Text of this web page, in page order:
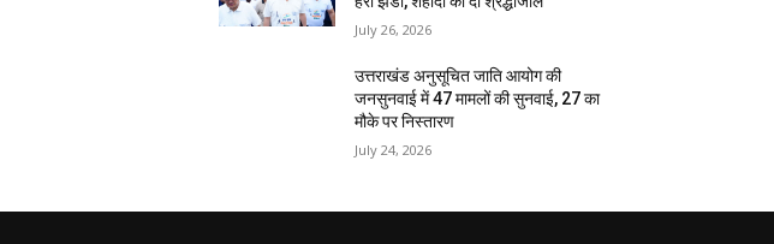
July 26, 2026
उत्तराखंड अनुसूचित जाति आयोग की
जनसुनवाई में 47 मामलों की सुनवाई, 27 का
मौके पर निस्तारण
July 24, 2026